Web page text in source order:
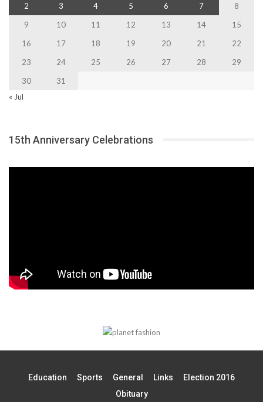
2
3 4 5 6 7
8
9
10 11 12 13 14
15
16
17 18 19 20 21
22
23
24 25 26 27 28
29
30
31
« Jul
15th Anniversary Celebrations
Education Sports General Links
Election 2016
Obituary